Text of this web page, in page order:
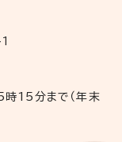
15分まで（年末